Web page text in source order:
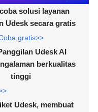
solusi layanan
Udesk secara gratis
gratis>>
Udesk AI
berkualitas
tinggi
Udesk, membuat